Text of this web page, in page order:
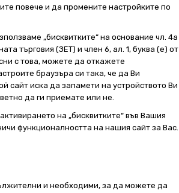
повече и да промените настройките по
„бисквитките“ на основание чл. 4а
търговия (ЗЕТ) и член 6, ал. 1, буква (е) от
с това, можете да откажете
браузъра си така, че да Ви
сайт иска да запамети на устройството Ви
да ги приемате или не.
на „бисквитките“ във Вашия
функционалността на нашия сайт за Вас.
и необходими, за да можете да